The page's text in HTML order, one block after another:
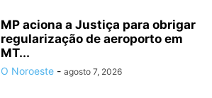
MP aciona a Justiça para obrigar
regularização de aeroporto em
MT...
O Noroeste - agosto 7, 2026